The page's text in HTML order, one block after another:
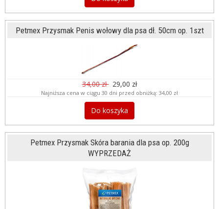
Petmex Przysmak Penis wołowy dla psa dł. 50cm op. 1szt
34,00 zł 29,00 zł
Najniższa cena w ciągu 30 dni przed obniżką: 34,00 zł
Do koszyka
Petmex Przysmak Skóra barania dla psa op. 200g
WYPRZEDAŻ